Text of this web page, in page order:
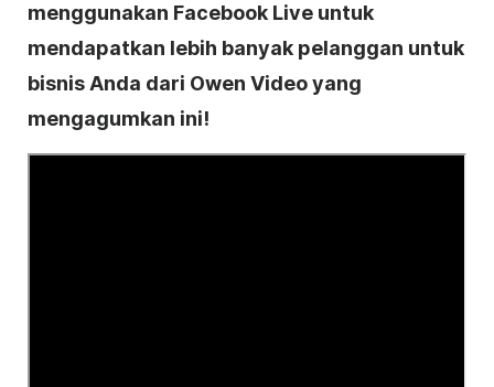
menggunakan Facebook Live untuk
mendapatkan lebih banyak pelanggan untuk
bisnis Anda dari Owen Videoyang
mengagumkan ini!